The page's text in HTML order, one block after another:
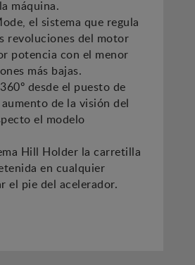
máquina.
el sistema que regula
revoluciones del motor
potencia con el menor
más bajas.
desde el puesto de
de la visión del
el modelo
Hill Holder la carretilla
en cualquier
el pie del acelerador.